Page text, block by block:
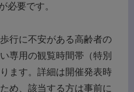
必要です。
行に不安がある高齢者の
専用の観覧時間帯（特別
ます。詳細は開催発表時
め、該当する方は事前に